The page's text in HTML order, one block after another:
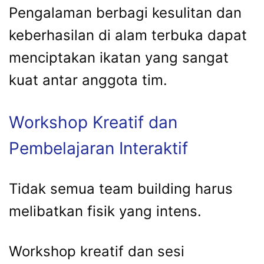
Pengalaman berbagi kesulitan dan
keberhasilan di alam terbuka dapat
menciptakan ikatan yang sangat
kuat antar anggota tim.
Workshop Kreatif dan
Pembelajaran Interaktif
Tidak semua team building harus
melibatkan fisik yang intens.
Workshop kreatif dan sesi